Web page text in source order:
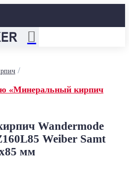
/
«Минеральный кирпич
Wandermode
Weiber Samt
мм